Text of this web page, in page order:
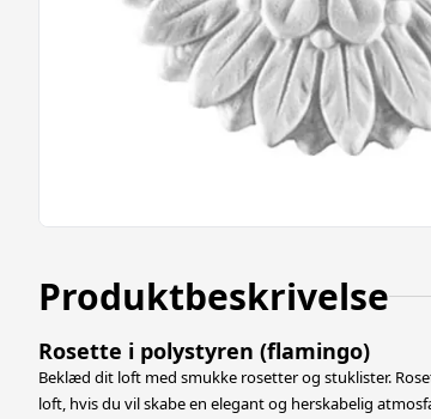
Produktbeskrivelse
Rosette i polystyren (flamingo)
Beklæd dit loft med smukke rosetter og stuklister.
loft, hvis du vil skabe en elegant og herskabelig